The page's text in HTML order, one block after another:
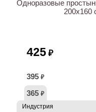
Одноразовые
200х160
425 ₽
395 ₽
365 ₽
Индустрия